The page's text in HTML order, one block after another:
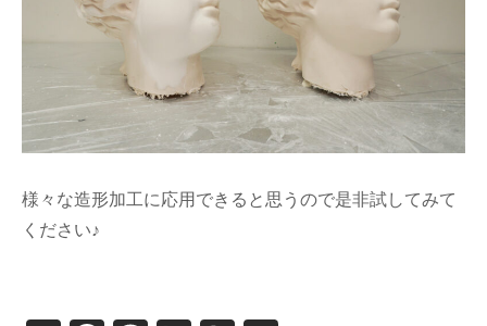
様々な造形加工に応用できると思うので是非試してみて
ください♪